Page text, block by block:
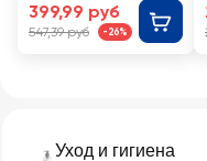
Уход и гигиена
399,99 руб
547,39 руб -26%